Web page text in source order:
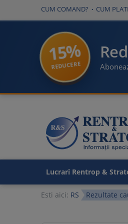
CUM COMAND? CUM
15%
REDUCERE
Lucrari Rentrop &
Esti aici: RS Rezultate